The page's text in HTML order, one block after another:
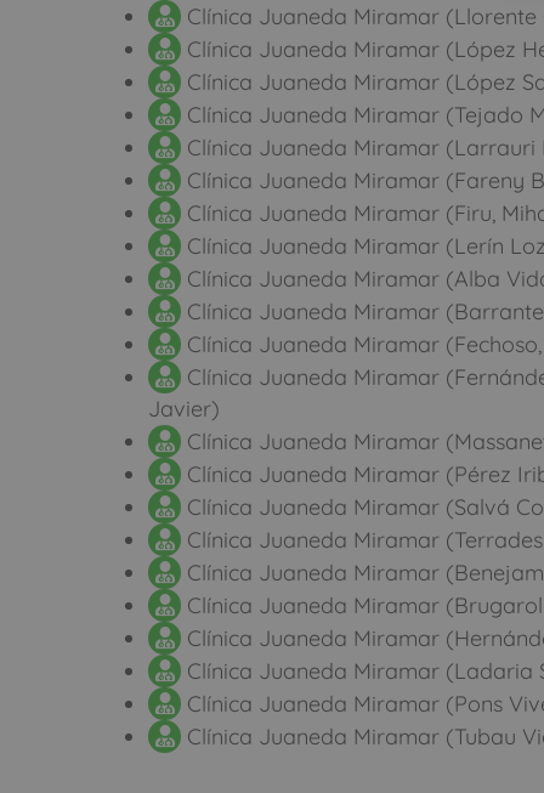
Clínica Juaneda Miramar
Clínica Juaneda Miramar (López
Clínica Juaneda Miramar (López
Clínica Juaneda Miramar (Tejado
Clínica Juaneda Miramar (Larrauri
Clínica Juaneda Miramar (Fareny
Clínica Juaneda Miramar (Firu,
Clínica Juaneda Miramar (Lerín
Clínica Juaneda Miramar (Alba
Clínica Juaneda Miramar
Clínica Juaneda Miramar
Clínica Juaneda Miramar
Javier)
Clínica Juaneda Miramar
Clínica Juaneda Miramar (Pérez
Clínica Juaneda Miramar (Salvá
Clínica Juaneda Miramar
Clínica Juaneda Miramar
Clínica Juaneda Miramar
Clínica Juaneda Miramar
Clínica Juaneda Miramar (Ladaria
Clínica Juaneda Miramar (Pons
Clínica Juaneda Miramar (Tubau